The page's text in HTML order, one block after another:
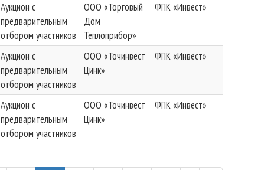
Аукцион с
предварительным
отбором участников
ООО «Торговый
Дом
Теплоприбор»
ФПК «Инвест»
Аукцион с
предварительным
отбором участников
ООО «Точинвест
Цинк»
ФПК «Инвест»
Аукцион с
предварительным
отбором участников
ООО «Точинвест
Цинк»
ФПК «Инвест»